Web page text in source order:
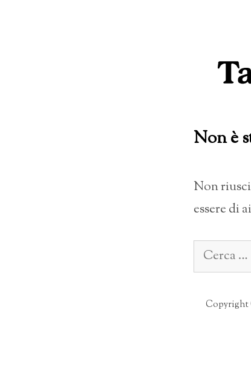
Non è
Non
essere di
Ricerca
per:
Copyright